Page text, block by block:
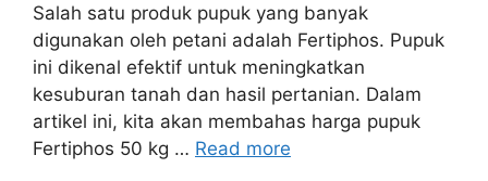
Salah satu produk pupuk yang banyak
digunakan oleh petani adalah Fertiphos. Pupuk
ini dikenal efektif untuk meningkatkan
kesuburan tanah dan hasil pertanian. Dalam
artikel ini, kita akan membahas harga pupuk
Fertiphos 50 kg … Read more